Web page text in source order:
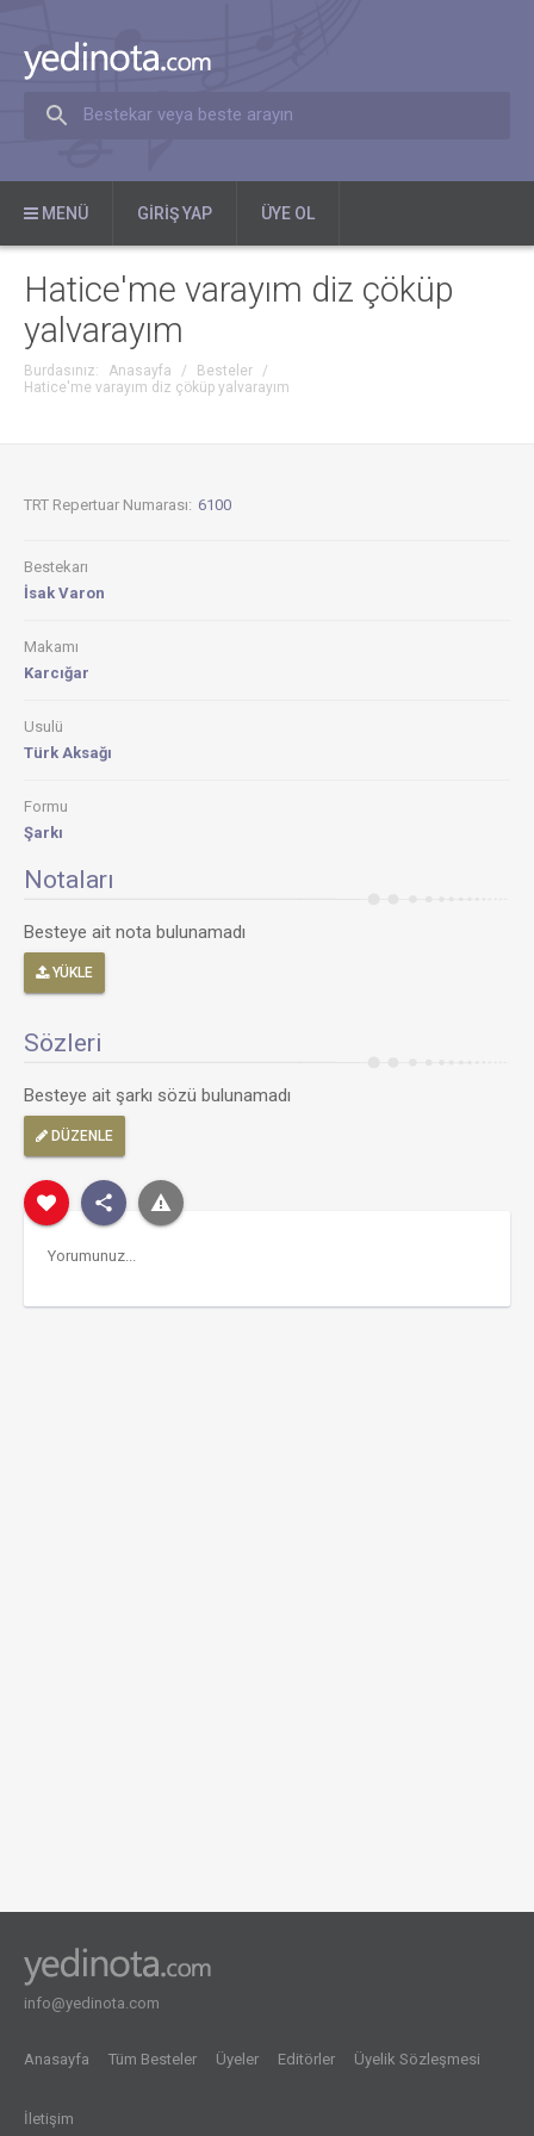
Bestekar veya beste arayın
MENÜ GIRIŞ YAP ÜYE OL
Hatice'me varayım diz çöküp
yalvarayım
Burdasınız: Anasayfa / Besteler
/
Hatice'me varayım diz çöküp yalvarayım
TRT Repertuar Numarası: 6100
Bestekarı
İsak Varon
Makamı
Karcığar
Usulü
Türk Aksağı
Formu
Şarkı
Notaları
Besteye ait nota bulunamadı
YÜKLE
Sözleri
Besteye ait şarkı sözü bulunamadı
DÜZENLE
info@yedinota.com
Anasayfa Tüm Besteler Üyeler Editörler Üyelik Sözleşmesi
İletişim